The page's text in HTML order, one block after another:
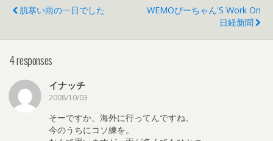
肌寒い雨の一日でした
WEMOぴーちゃん's Work On
日経新聞
4 responses
イナッチ
2008/10/03
そーですか、海外に行ってんですね。
今のうちにコソ練を。